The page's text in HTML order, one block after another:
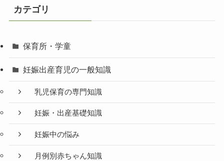
カテゴリ
保育所・学童
妊娠出産育児の一般知識
乳児保育の専門知識
妊娠・出産基礎知識
妊娠中の悩み
月例別赤ちゃん知識